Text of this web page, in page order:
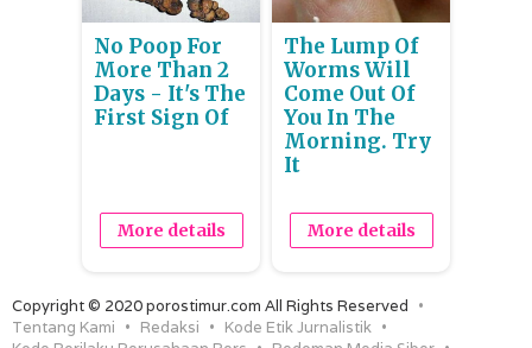
No Poop For
More Than 2
Days - It's The
First Sign Of
More details
The Lump Of
Worms Will
Come Out Of
You In The
Morning. Try
It
More details
Copyright © 2020 porostimur.com All Rights Reserved
Tentang Kami
Redaksi
Kode Etik Jurnalistik